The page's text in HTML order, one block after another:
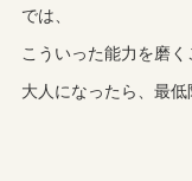
では、
こういった能力を磨
大人になったら、最低